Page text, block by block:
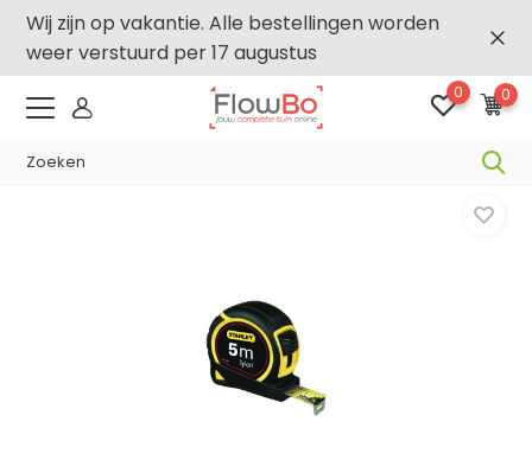
Wij zijn op vakantie. Alle bestellingen worden
weer verstuurd per 17 augustus
0 0